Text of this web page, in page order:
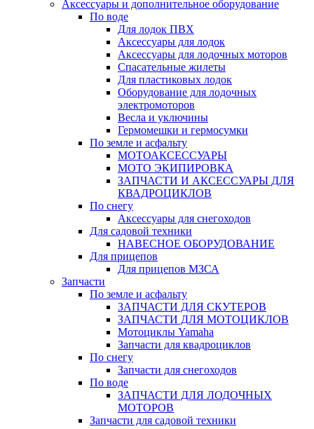
Аксессуары и дополнительное оборудование
По воде
Для лодок ПВХ
Аксессуары для лодок
Аксессуары для лодочных моторов
Спасательные жилеты
Для пластиковых лодок
Оборудование для лодочных
электромоторов
Весла и уключины
Гермомешки и гермосумки
По земле и асфальту
МОТОАКСЕССУАРЫ
МОТО ЭКИПИРОВКА
ЗАПЧАСТИ И АКСЕССУАРЫ ДЛЯ
КВАДРОЦИКЛОВ
По снегу
Аксессуары для снегоходов
Для садовой техники
НАВЕСНОЕ ОБОРУДОВАНИЕ
Для прицепов
Для прицепов МЗСА
Запчасти
По земле и асфальту
ЗАПЧАСТИ ДЛЯ СКУТЕРОВ
ЗАПЧАСТИ ДЛЯ МОТОЦИКЛОВ
Мотоциклы Yamaha
Запчасти для квадроциклов
По снегу
Запчасти для снегоходов
По воде
ЗАПЧАСТИ ДЛЯ ЛОДОЧНЫХ
МОТОРОВ
Запчасти для садовой техники